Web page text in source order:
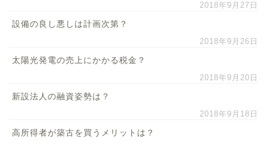
2018年9月27日
設備の良し悪しは計画次第？
2018年9月26日
太陽光発電の売上にかかる税金？
2018年9月20日
新設法人の融資姿勢は？
2018年9月18日
高所得者が築古を買うメリットは？